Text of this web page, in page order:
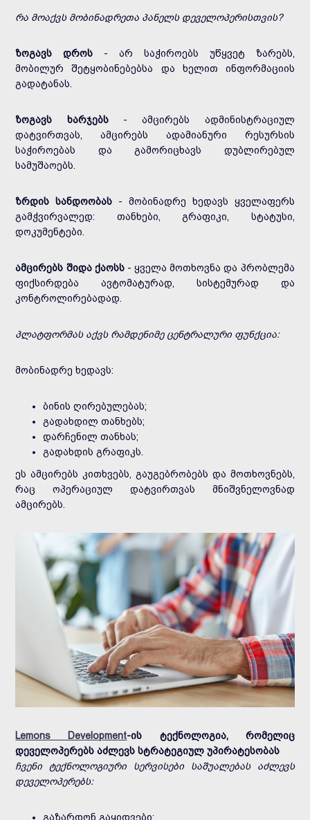
რა მოაქვს მობინადრეთა პანელს დეველოპერისთვის?
ზოგავს დროს - არ საჭიროებს უწყვეტ ზარებს,
მობილურ შეტყობინებებსა და ხელით ინფორმაციის
გადატანას.
ზოგავს ხარჯებს- ამცირებს ადმინისტრაციულ
დატვირთვას, ამცირებს ადამიანური რესურსის
საჭიროებას და გამორიცხავს დუბლირებულ
სამუშაოებს.
ზრდის სანდოობას - მობინადრე ხედავს ყველაფერს
გამჭვირვალედ: თანხები, გრაფიკი, სტატუსი,
დოკუმენტები.
ამცირებს შიდა ქაოსს- ყველა მოთხოვნა და პრობლემა
ფიქსირდება ავტომატურად, სისტემურად და
კონტროლირებადად.
პლატფორმას აქვს რამდენიმე ცენტრალური ფუნქცია:
მობინადრე ხედავს:
ბინის ღირებულებას;
გადახდილ თანხებს;
დარჩენილ თანხას;
გადახდის გრაფიკს.
ეს ამცირებს კითხვებს, გაუგებრობებს და მოთხოვნებს,
რაც ოპერაციულ დატვირთვას მნიშვნელოვნად
ამცირებს.
Lemons Development-ის ტექნოლოგია, რომელიც
დეველოპერებს აძლევს სტრატეგიულ უპირატესობას
ჩვენი ტექნოლოგიური სერვისები საშუალებას აძლევს
დეველოპერებს:
გაზარდონ გაყიდვები;